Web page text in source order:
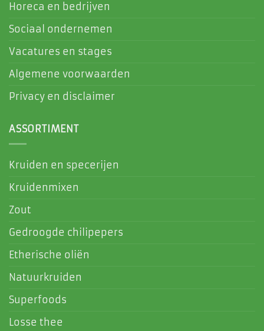
Horeca en bedrijven
Sociaal ondernemen
Vacatures en stages
Algemene voorwaarden
Privacy en disclaimer
ASSORTIMENT
Kruiden en specerijen
Kruidenmixen
Zout
Gedroogde chilipepers
Etherische oliën
Natuurkruiden
Superfoods
Losse thee